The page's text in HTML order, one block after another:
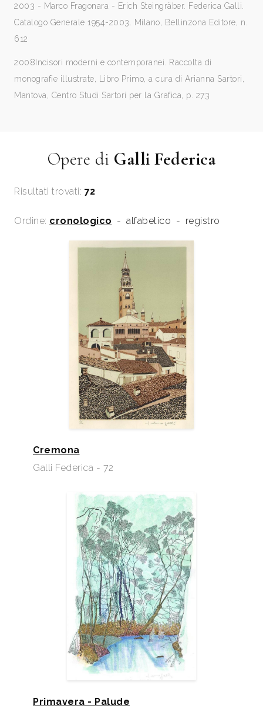
2003 - Marco Fragonara - Erich Steingräber. Federica Galli.
Catalogo Generale 1954-2003. Milano, Bellinzona Editore, n.
612
2008Incisori moderni e contemporanei. Raccolta di
monografie illustrate, Libro Primo, a cura di Arianna Sartori,
Mantova, Centro Studi Sartori per la Grafica, p. 273
Opere di Galli Federica
Risultati trovati: 72
Ordine: cronologico - alfabetico - registro
Cremona
Galli Federica - 72
Primavera - Palude